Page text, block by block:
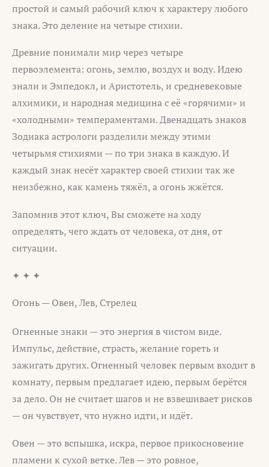
простой и самый рабочий ключ к характеру любого
знака. Это деление на четыре стихии.
Древние понимали мир через четыре
первоэлемента: огонь, землю, воздух и воду. Идею
знали и Эмпедокл, и Аристотель, и средневековые
алхимики, и народная медицина с её «горячими» и
«холодными» темпераментами. Двенадцать знаков
Зодиака астрологи разделили между этими
четырьмя стихиями — по три знака в каждую. И
каждый знак несёт характер своей стихии так же
неизбежно, как камень тяжёл, а огонь жжётся.
Запомнив этот ключ, Вы сможете на ходу
определять, чего ждать от человека, от дня, от
ситуации.
✦ ✦ ✦
Огонь — Овен, Лев, Стрелец
Огненные знаки — это энергия в чистом виде.
Импульс, действие, страсть, желание гореть и
зажигать других. Огненный человек первым входит в
комнату, первым предлагает идею, первым берётся
за дело. Он не считает шагов и не взвешивает рисков
— он чувствует, что нужно идти, и идёт.
Овен — это вспышка, искра, первое прикосновение
пламени к сухой ветке. Лев — это ровное,